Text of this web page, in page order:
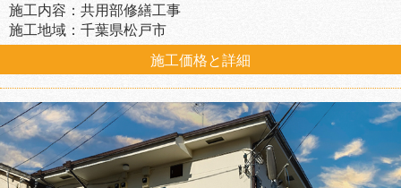
施工内容：共用部修繕工事
施工地域：千葉県松戸市
施工価格と詳細